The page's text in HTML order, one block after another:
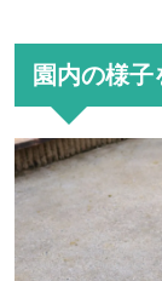
園内の様子